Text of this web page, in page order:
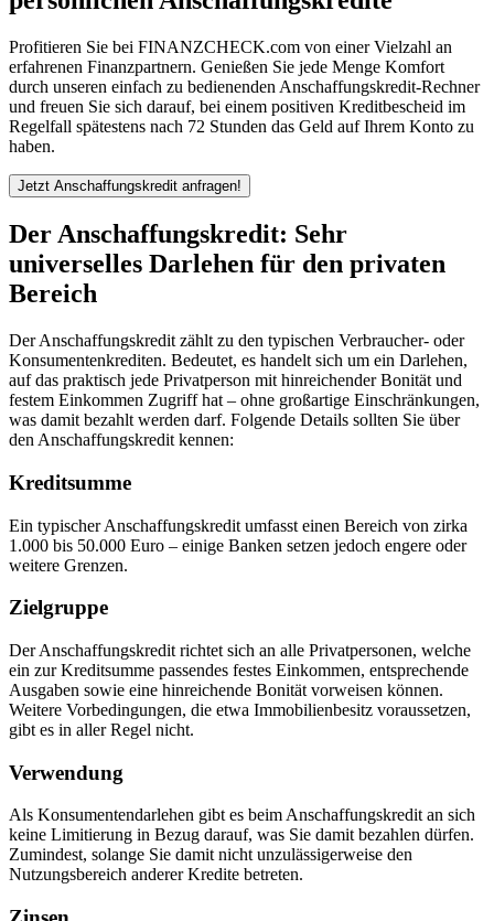
Profitieren Sie bei FINANZCHECK.com von einer Vielzahl an
erfahrenen Finanzpartnern. Genießen Sie jede Menge Komfort
durch unseren einfach zu bedienenden Anschaffungskredit-Rechner
und freuen Sie sich darauf, bei einem positiven Kreditbescheid im
Regelfall spätestens nach 72 Stunden das Geld auf Ihrem Konto zu
haben.
Jetzt Anschaffungskredit anfragen!
Der Anschaffungskredit: Sehr
universelles Darlehen für den privaten
Bereich
Der Anschaffungskredit zählt zu den typischen Verbraucher- oder
Konsumentenkrediten. Bedeutet, es handelt sich um ein Darlehen,
auf das praktisch jede Privatperson mit hinreichender Bonität und
festem Einkommen Zugriff hat – ohne großartige Einschränkungen,
was damit bezahlt werden darf. Folgende Details sollten Sie über
den Anschaffungskredit kennen:
Kreditsumme
Ein typischer Anschaffungskredit umfasst einen Bereich von zirka
1.000 bis 50.000 Euro – einige Banken setzen jedoch engere oder
weitere Grenzen.
Zielgruppe
Der Anschaffungskredit richtet sich an alle Privatpersonen, welche
ein zur Kreditsumme passendes festes Einkommen, entsprechende
Ausgaben sowie eine hinreichende Bonität vorweisen können.
Weitere Vorbedingungen, die etwa Immobilienbesitz voraussetzen,
gibt es in aller Regel nicht.
Verwendung
Als Konsumentendarlehen gibt es beim Anschaffungskredit an sich
keine Limitierung in Bezug darauf, was Sie damit bezahlen dürfen.
Zumindest, solange Sie damit nicht unzulässigerweise den
Nutzungsbereich anderer Kredite betreten.